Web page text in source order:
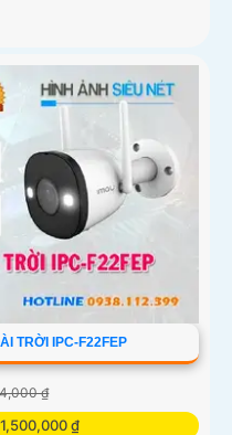
TRỜI IPC-F22FEP
₫
₫